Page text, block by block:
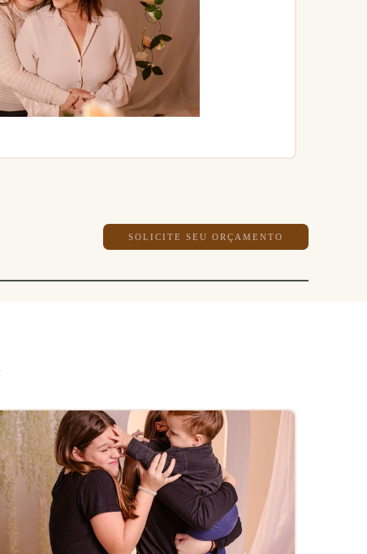
SOLICITE SEU ORÇAMENTO